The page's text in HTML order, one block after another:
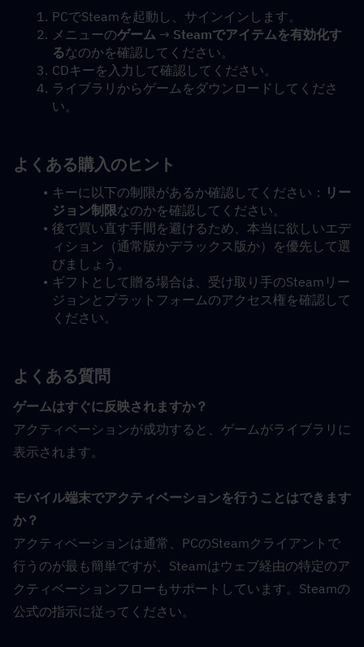
PCでSteamを起動し、サインインします。
メニューのゲーム → Steamでアイテムを有効化す
るなのかを確認してください。
CDキーを入力して確認してください。
ライブラリからゲームをダウンロードしてくださ
い。
よくある購入のヒント
キーに以下の制限があるか確認してください： リー
ジョン制限なのかを確認してください。
後で買い直す手間を避けるため、本当に欲しいエデ
ィション（通常版かデラックス版か）を優先して選
びましょう。
ギフトとして贈る場合は、受け取り手のSteamリー
ジョンとプラットフォームのアクセス権を確認して
ください。
よくある質問
ゲームはすぐに反映されますか？
アクティベーションが成功すると、ゲームがライブラリに
表示されます。
モバイル端末でアクティベーションを行うことはできます
か？
アクティベーションは通常、PCのSteamクライアントで
行うのが最も簡単ですが、Steamはウェブ経由の特定のア
クティベーションフローもサポートしています。Steamの
公式の指示に従ってください。